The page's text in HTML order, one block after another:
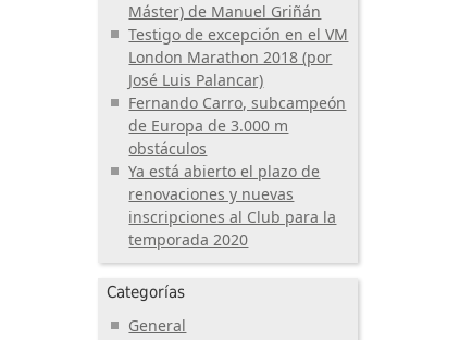
Máster) de Manuel Griñán
Testigo de excepción en el VM
London Marathon 2018 (por
José Luis Palancar)
Fernando Carro, subcampeón
de Europa de 3.000 m
obstáculos
Ya está abierto el plazo de
renovaciones y nuevas
inscripciones al Club para la
temporada 2020
Categorías
General